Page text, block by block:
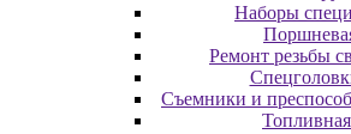
Наборы
Ремонт резьбы
Съемники и